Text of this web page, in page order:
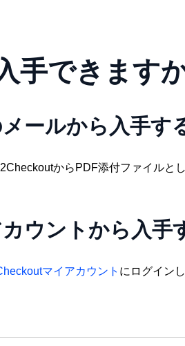
デスク
ゴミ箱
フォル
USB
ハード
内蔵/外
手できます
ールから入手す
からPDF添付ファイルと
ウントから入手
マイアカウント にログイン